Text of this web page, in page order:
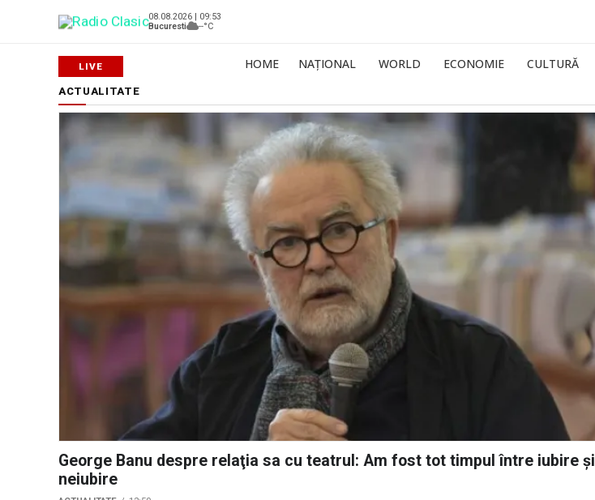
08.08.2026 | 09:53
Bucuresti
--°C
HOME NAȚIONAL WORLD ECONOMIE CULTURĂ
ACTUALITATE
George Banu despre relaţia sa cu teatrul: Am fost tot timpul între iubire şi
neiubire